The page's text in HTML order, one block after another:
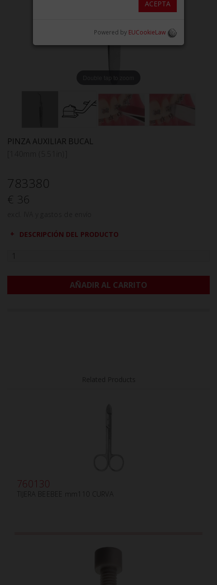
PINZA AUXILIAR BUCAL
783380
€ 36
DESCRIPCIÓN DEL PRODUCTO
AÑADIR AL CARRITO
760130
TIJERA BEEBEE mm110 CURVA
ACEPTA
Powered by EUCookieLaw